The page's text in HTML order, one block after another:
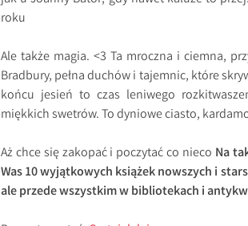
roku
Ale także magia. <3 Ta mroczna i ciemna,
Bradbury, pełna duchów i tajemnic, które
końcu jesień to czas leniwego
miękkich swetrów. To dyniowe ciasto,
Aż chce się zakopać i poczytać co nieco Na
Was 10 wyjątkowych książek nowszych i
ale przede wszystkim w bibliotekach i